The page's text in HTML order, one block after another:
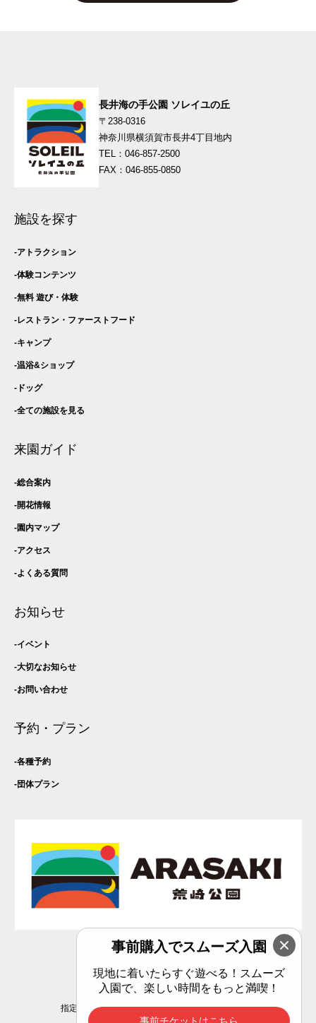
長井海の手公園 ソレイユの丘
〒238-0316
神奈川県横須賀市長井4丁目地内
TEL：046-857-2500
FAX：046-855-0850
施設を探す
アトラクション
体験コンテンツ
無料 遊び・ 体験
レストラン・ ファーストフード
キャンプ
温浴&ショップ
ドッグ
全ての施設を見る
来園ガイド
総合案内
開花情報
園内マップ
アクセス
よくある質問
お知らせ
イベント
大切なお知らせ
お問い合わせ
予約・プラン
各種予約
団体プラン
Privacy Policy
指定管理者：エリアマネジメント横須賀共同事業体
事前購入でスムーズ入園
現地に着いたらすぐ遊べる！スムーズ
入園で、楽しい時間をもっと満喫！